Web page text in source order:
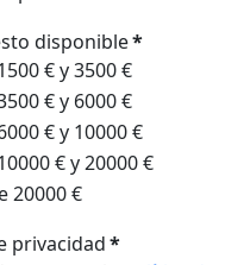
disponible*
€ y 3500 €
€ y 6000 €
€ y 10000 €
€ y 20000 €
20000 €
privacidad*